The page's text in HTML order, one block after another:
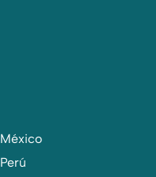
México
Perú